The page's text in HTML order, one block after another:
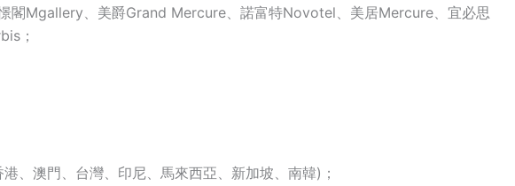
閣Mgallery、美爵Grand Mercure、諾富特Novotel、美居Mercure、宜必思
；
、澳門、台灣、印尼、馬來西亞、新加坡、南韓)；